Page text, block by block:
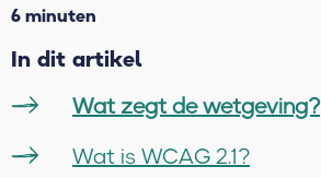
6 minuten
In dit artikel
Wat zegt de wetgeving?
Wat is WCAG 2.1?